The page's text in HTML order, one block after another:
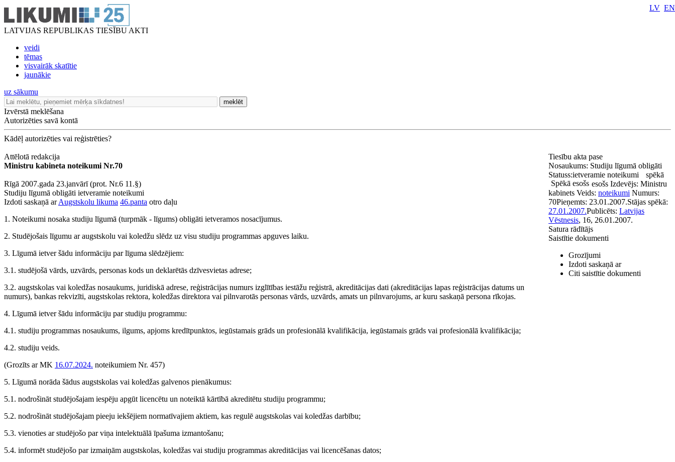
LATVIJAS REPUBLIKAS TIESĪBU AKTI
veidi
tēmas
visvairāk skatītie
jaunākie
LV EN
uz sākumu
meklēt
Izvērstā meklēšana
Autorizēties savā kontā
Kādēļ autorizēties vai reģistrēties?
Attēlotā redakcija
Ministru kabineta noteikumi Nr.70
Rīgā 2007.gada 23.janvārī (prot. Nr.6 11.§)
Studiju līgumā obligāti ietveramie noteikumi
Izdoti saskaņā arAugstskolu likuma 46.panta otro daļu
1. Noteikumi nosaka studiju līgumā (turpmāk - līgums) obligāti ietveramos nosacījumus.
2. Studējošais līgumu ar augstskolu vai koledžu slēdz uz visu studiju programmas apguves laiku.
3. Līgumā ietver šādu informāciju par līguma slēdzējiem:
3.1. studējošā vārds, uzvārds, personas kods un deklarētās dzīvesvietas adrese;
3.2. augstskolas vai koledžas nosaukums, juridiskā adrese, reģistrācijas numurs izglītības iestāžu reģistrā, akreditācijas dati (akreditācijas lapas reģistrācijas datums un
numurs), bankas rekvizīti, augstskolas rektora, koledžas direktora vai pilnvarotās personas vārds, uzvārds, amats un pilnvarojums, ar kuru saskaņā persona rīkojas.
4. Līgumā ietver šādu informāciju par studiju programmu:
4.1. studiju programmas nosaukums, ilgums, apjoms kredītpunktos, iegūstamais grāds un profesionālā kvalifikācija, iegūstamais grāds vai profesionālā kvalifikācija;
4.2. studiju veids.
(Grozīts ar MK 16.07.2024. noteikumiem Nr. 457)
5. Līgumā norāda šādus augstskolas vai koledžas galvenos pienākumus:
5.1. nodrošināt studējošajam iespēju apgūt licencētu un noteiktā kārtībā akreditētu studiju programmu;
5.2. nodrošināt studējošajam pieeju iekšējiem normatīvajiem aktiem, kas regulē augstskolas vai koledžas darbību;
5.3. vienoties ar studējošo par viņa intelektuālā īpašuma izmantošanu;
5.4. informēt studējošo par izmaiņām augstskolas, koledžas vai studiju programmas akreditācijas vai licencēšanas datos;
Tiesību akta pase
Nosaukums: Studiju līgumā obligāti
ietveramie noteikumi
Statuss:
Spēkā esošs
spēkā
esošs Izdevējs: Ministru
kabinets Veids: noteikumi Numurs:
70Pieņemts: 23.01.2007.Stājas spēkā:
27.01.2007.Publicēts: Latvijas
Vēstnesis, 16, 26.01.2007.
Satura rādītājs
Saistītie dokumenti
Grozījumi
Izdoti saskaņā ar
Citi saistītie dokumenti